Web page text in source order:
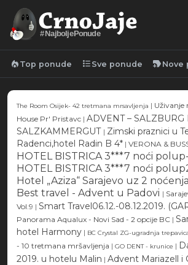
#NajboljePonude
local_fire_department Top ponude format_list_bulleted Sve ponude new_label Nove
The Room Osijek- 42 tretmana mrsavljenja | Uživanje
House Pr' Pristavc | ADVENT – SALZBURG I
SALZKAMMERGUT | Zimski praznici u
Radenci,hotel Radin B 4* | VERONA &
HOTEL BISTRICA 3***7 noći polup-
HOTEL BISTRICA 3***7 noći
Hotel „Aziza“ Sarajevo uz 2
Best travel - Advent u Padovi |
Vol.9 | Smart Travel06.12.-08.12.2019.
Panorama Aqualux - Novi Sad - 2 opcije BC |
hotel Harmony | BC Crystal ZG-ugradnja
- 10 tretmana mršavljenja | GO DENT - krunice |
2019. u hotelu Malin | Advent Mariazell i